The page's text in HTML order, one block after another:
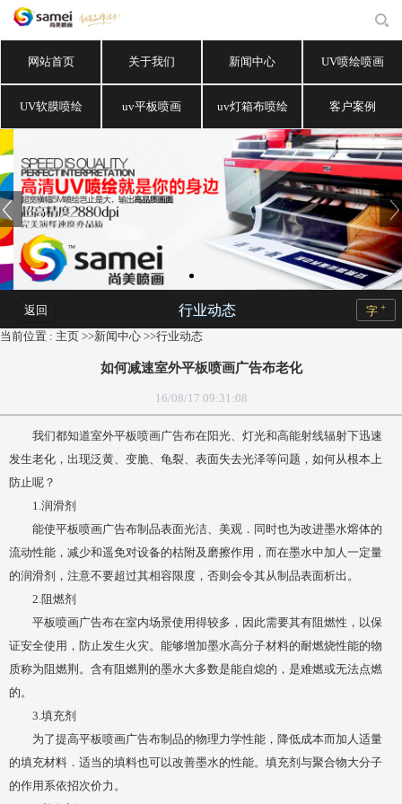
网站首页 关于我们 新闻中心 UV喷绘喷画
UV软膜喷绘 uv平板喷画 uv灯箱布喷绘 客户案例
返回 行业动态 字 +
当前位置 : 主页 >>新闻中心 >>行业动态
如何减速室外平板喷画广告布老化
16/08/17 09:31:08
我们都知道室外平板喷画广告布在阳光、灯光和高能射线辐射下迅速
发生老化，出现泛黄、变脆、龟裂、表面失去光泽等问题，如何从根本上
防止呢？
1.润滑剂
能使平板喷画广告布制品表面光洁、美观．同时也为改进墨水熔体的
流动性能，减少和遥免对设备的枯附及磨擦作用，而在墨水中加人一定量
的润滑剂，注意不要超过其相容限度，否则会令其从制品表面析出。
2.阻燃剂
平板喷画广告布在室内场景使用得较多，因此需要其有阻燃性，以保
证安全使用，防止发生火灾。能够增加墨水高分子材料的耐燃烧性能的物
质称为阻燃荆。含有阻燃荆的墨水大多数是能自熄的，是难燃或无法点燃
的。
3.填充剂
为了提高平板喷画广告布制品的物理力学性能，降低成本而加人适量
的填充材料．适当的填料也可以改善墨水的性能。填充剂与聚合物大分子
的作用系依招次价力。